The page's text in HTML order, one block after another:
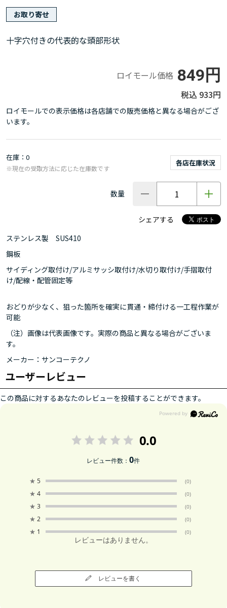
お取り寄せ
十字穴付きの代表的な頭部形状
ロイモール価格 849円
933円
ロイモールでの表示価格は各店舗での販売価格と異なる場合がござ
います。
在庫 0
各店在庫状況
※現在の受取方法に応じた在庫数です
数量
シェアする
ステンレス製 SUS410
鋼板
サイディング取付け/アルミサッシ取付け/水切り取付け/手摺取付
け/配線・配管固定等
おどりが少なく、狙った箇所を確実に貫通・締付ける一工程作業が
可能
（注）画像は代表画像です。実際の商品と異なる場合がございま
す。
メーカー：サンコーテクノ
ユーザーレビュー
この商品に対するあなたのレビューを投稿することができます。
0.0
レビュー件数：0件
★ 5 (0)
★ 4 (0)
★ 3 (0)
★ 2 (0)
★ 1 (0)
レビューはありません。
レビューを書く